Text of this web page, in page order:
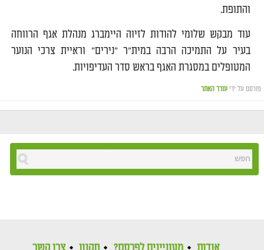
והתופת.
עוד מבקש שלומי להודות לזיוה היימברג מנהלת אגף הרווחה
בעיר על התמיכה הרבה במית"ר "נירים" וראיית צרכי הנוער
המטופלים במסגרת האגף בראש סדר העדיפויות.
פורסם על ידי עורך האתר